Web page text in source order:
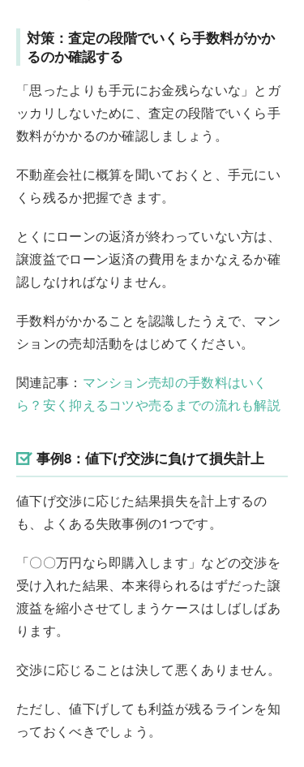
対策：査定の段階でいくら手数料がかか
るのか確認する
「思ったよりも手元にお金残らないな」とガ
ッカリしないために、査定の段階でいくら手
数料がかかるのか確認しましょう。
不動産会社に概算を聞いておくと、手元にい
くら残るか把握できます。
とくにローンの返済が終わっていない方は、
譲渡益でローン返済の費用をまかなえるか確
認しなければなりません。
手数料がかかることを認識したうえで、マン
ションの売却活動をはじめてください。
関連記事： マンション売却の手数料はいく
ら？安く抑えるコツや売るまでの流れも解説
事例8：値下げ交渉に負けて損失計上
値下げ交渉に応じた結果損失を計上するの
も、よくある失敗事例の1つです。
「〇〇万円なら即購入します」などの交渉を
受け入れた結果、本来得られるはずだった譲
渡益を縮小させてしまうケースはしばしばあ
ります。
交渉に応じることは決して悪くありません。
ただし、値下げしても利益が残るラインを知
っておくべきでしょう。